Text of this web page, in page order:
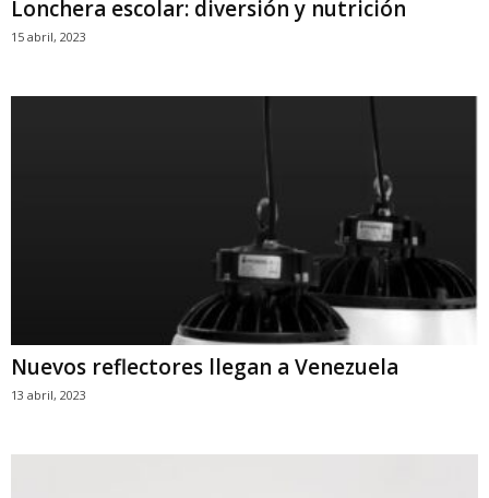
Lonchera escolar: diversión y nutrición
15 abril, 2023
Nuevos reflectores llegan a Venezuela
13 abril, 2023